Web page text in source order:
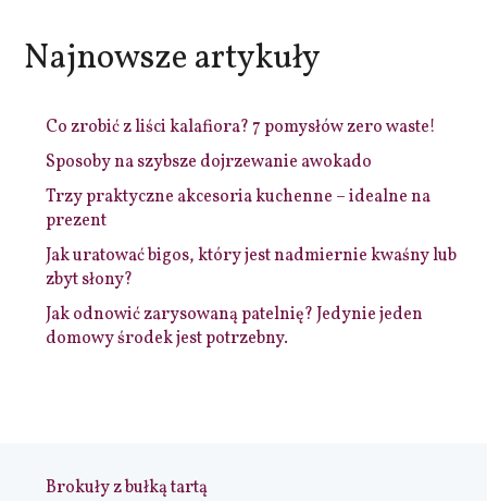
Najnowsze artykuły
Co zrobić z liści kalafiora? 7 pomysłów zero waste!
Sposoby na szybsze dojrzewanie awokado
Trzy praktyczne akcesoria kuchenne – idealne na
prezent
Jak uratować bigos, który jest nadmiernie kwaśny lub
zbyt słony?
Jak odnowić zarysowaną patelnię? Jedynie jeden
domowy środek jest potrzebny.
Brokuły z bułką tartą